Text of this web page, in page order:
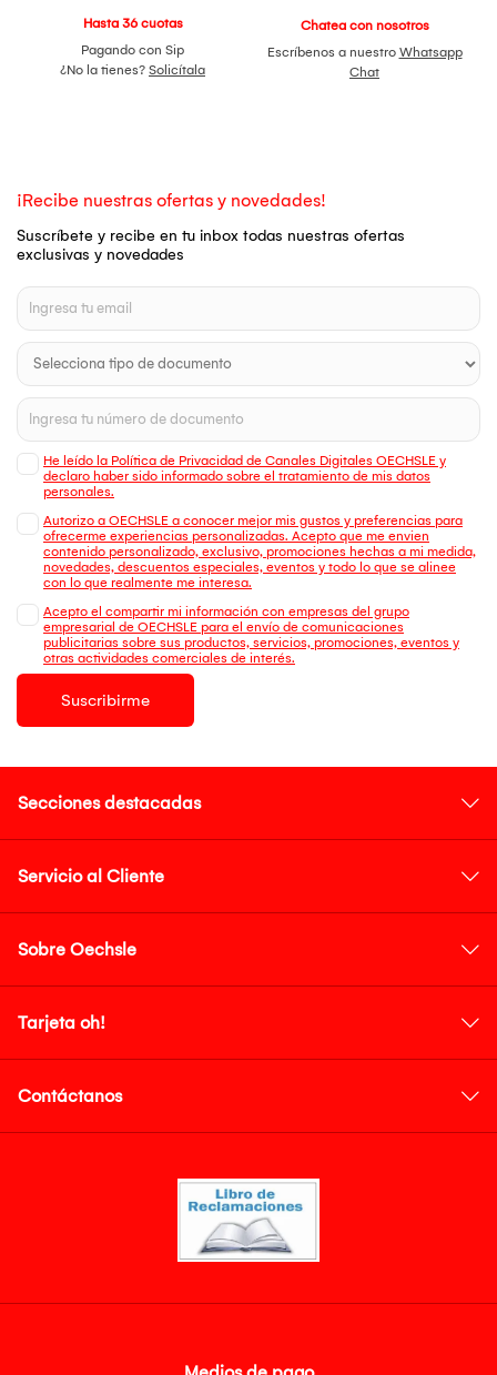
Hasta 36 cuotas
Pagando con Sip
¿No la tienes? Solicítala
Chatea con nosotros
Escríbenos a nuestro Whatsapp
Chat
¡Recibe nuestras ofertas y novedades!
Suscríbete y recibe en tu inbox todas nuestras ofertas
exclusivas y novedades
He leído la Política de Privacidad de Canales Digitales OECHSLE y
declaro haber sido informado sobre el tratamiento de mis datos
personales.
Autorizo a OECHSLE a conocer mejor mis gustos y preferencias para
ofrecerme experiencias personalizadas. Acepto que me envien
contenido personalizado, exclusivo, promociones hechas a mi medida,
novedades, descuentos especiales, eventos y todo lo que se alinee
con lo que realmente me interesa.
Acepto el compartir mi información con empresas del grupo
empresarial de OECHSLE para el envío de comunicaciones
publicitarias sobre sus productos, servicios, promociones, eventos y
otras actividades comerciales de interés.
Suscribirme
Secciones destacadas
Servicio al Cliente
Sobre Oechsle
Tarjeta oh!
Contáctanos